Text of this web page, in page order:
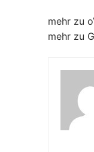
mehr zu
mehr zu